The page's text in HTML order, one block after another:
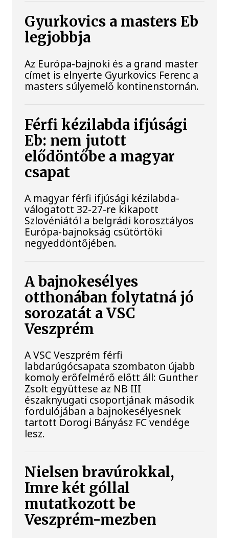
Gyurkovics a masters Eb
legjobbja
Az Európa-bajnoki és a grand master
címet is elnyerte Gyurkovics Ferenc a
masters súlyemelő kontinenstornán.
Férfi kézilabda ifjúsági
Eb: nem jutott
elődöntőbe a magyar
csapat
A magyar férfi ifjúsági kézilabda-
válogatott 32-27-re kikapott
Szlovéniától a belgrádi korosztályos
Európa-bajnokság csütörtöki
negyeddöntőjében.
A bajnokesélyes
otthonában folytatná jó
sorozatát a VSC
Veszprém
A VSC Veszprém férfi
labdarúgócsapata szombaton újabb
komoly erőfelmérő előtt áll: Gunther
Zsolt együttese az NB III
északnyugati csoportjának második
fordulójában a bajnokesélyesnek
tartott Dorogi Bányász FC vendége
lesz.
Nielsen bravúrokkal,
Imre két góllal
mutatkozott be
Veszprém-mezben